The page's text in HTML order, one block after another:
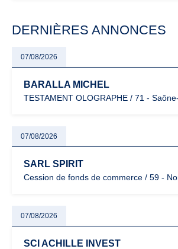
DERNIÈRES ANNONCES
07/08/2026
BARALLA MICHEL
TESTAMENT OLOGRAPHE / 71 -
07/08/2026
SARL SPIRIT
Cession de fonds de commerce / 59 -
07/08/2026
SCI ACHILLE INVEST